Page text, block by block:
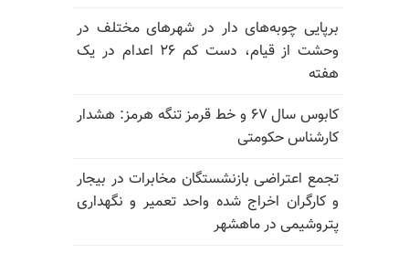
برپایی چوبه‌های دار در شهرهای مختلف در
وحشت از قیام، دست کم ۲۶ اعدام در یک
هفته
کابوس سال ۶۷ و خط قرمز تنگه هرمز: هشدار
کارشناس حکومتی
تجمع اعتراضی بازنشستگان مخابرات در بیجار
و کارگران اخراج شده واحد تعمیر و نگهداری
پتروشیمی در ماهشهر